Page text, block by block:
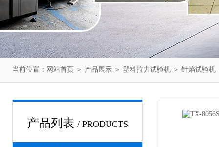
当前位置： 网站首页 ＞ 产品展示 ＞ 塑料拉力试验机 ＞ 针焰试验机
产品列表 / PRODUCTS